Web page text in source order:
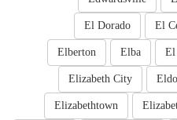
El
El Dorado
El
Elba
Elberton
Elizabeth City
Elizabethtown